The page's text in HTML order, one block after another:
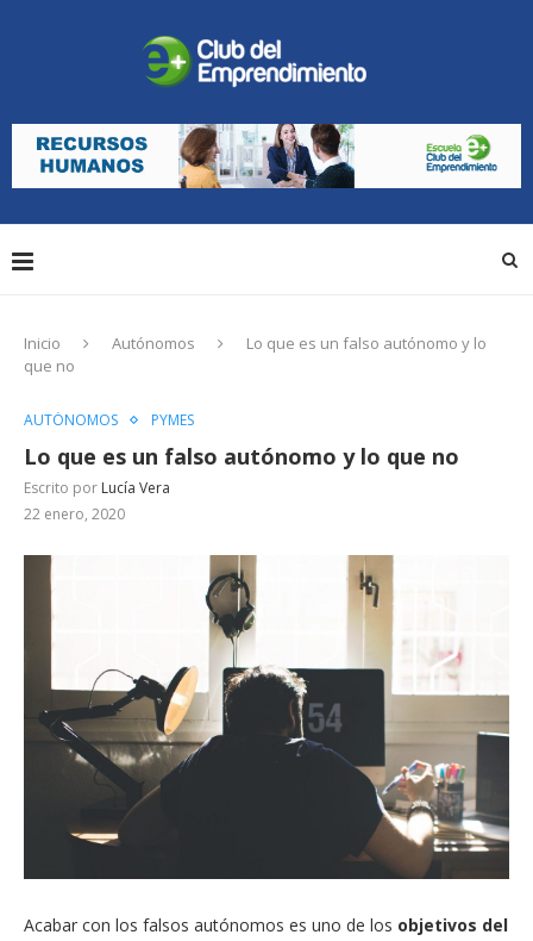
Inicio Autónomos
Lo que es un falso autónomo y lo
que no
AUTÓNOMOS PYMES
Lo que es un falso autónomo y lo que no
Escrito por Lucía Vera
22 enero, 2020
Acabar con los falsos autónomos es uno de los objetivos del